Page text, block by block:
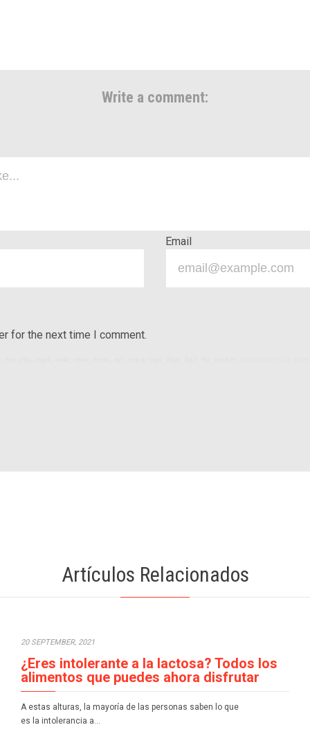
Write a comment:
Email
for the next time I comment.
Artículos Relacionados
20 SEPTEMBER, 2021
¿Eres intolerante a la lactosa? Todos los
alimentos que puedes ahora disfrutar
A estas alturas, la mayoría de las personas saben lo que
es la intolerancia a…